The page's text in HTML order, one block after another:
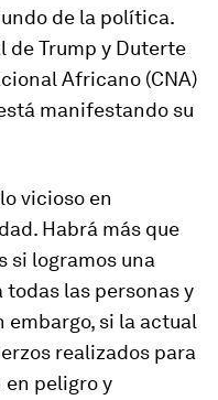
de la política.
Trump y Duterte
Africano (CNA)
manifestando su
vicioso en
Habrá más que
si logramos una
las personas y
embargo, si la actual
realizados para
peligro y